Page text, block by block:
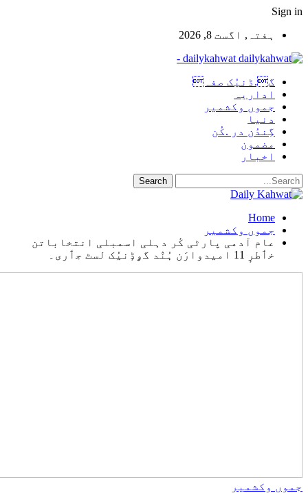
Sign
ہفتہ, اگست 8, 2026
dailykahwat -
گ.ڈنیُک صفہ
اداریہ
جموں وکشمیر
دنیا
گِندُن در .کُن
مضمون
اخبار
Home
جموں وکشمیر
عام آدمی پارٹی کٔر دہلی اسمبلی انتخاباتن
خٲطرٕ 11 امیدوارَن ہُنٛد گۄڈٕنیُک لسٹ جٲری۔
وکشمیر